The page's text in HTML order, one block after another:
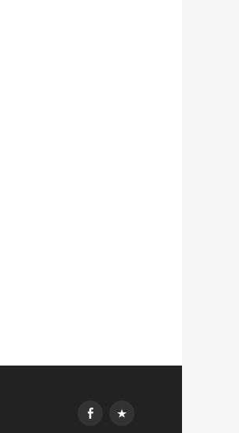
FbK MesImages